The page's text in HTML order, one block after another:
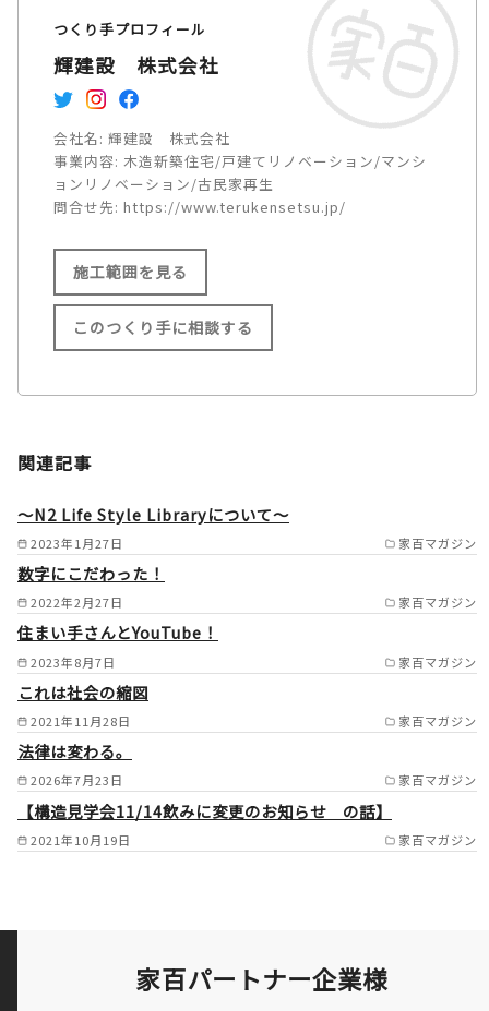
つくり手プロフィール
輝建設 株式会社
会社名: 輝建設 株式会社
事業内容: 木造新築住宅/戸建てリノベーション/マンシ
ョンリノベーション/古民家再生
問合せ先: https://www.terukensetsu.jp/
施工範囲を見る
施工範囲
口市/大東市/四条畷市/八尾市/
野市/大阪狭山市/富田林市/太
子町/河南町/千早赤坂村/河内
長野市/摂津市/枚方市/池田市/
箕面市/茨木市/高槻市/島本町/
塚市/熊取町/泉佐野市/田尻町/
豊能町 奈良県 奈良市/生
駒市/大和郡山市/平群町/三郷
町/田原本町/広陵町/大和高田
市/葛城市/御所市/天理市/橿原
このつくり手に相談する
関連記事
2023年1月27日 家百マガジン
～N2 Life Style Libraryについて～
2022年2月27日 家百マガジン
数字にこだわった！
2023年8月7日 家百マガジン
住まい手さんとYouTube！
2021年11月28日 家百マガジン
これは社会の縮図
2026年7月23日 家百マガジン
法律は変わる。
2021年10月19日 家百マガジン
【構造見学会11/14飲みに変更のお知らせ の話】
家百パートナー企業様